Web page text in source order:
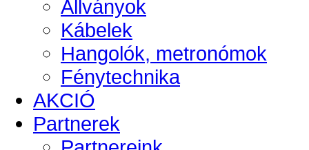
Állványok
Kábelek
Hangolók, metronómok
Fénytechnika
AKCIÓ
Partnerek